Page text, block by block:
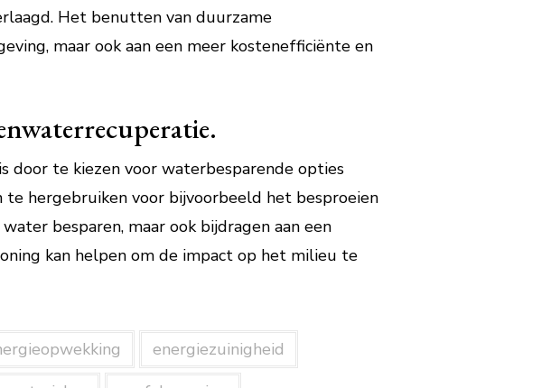
Het benutten van duurzame
maar ook aan een meer kostenefficiënte en
door te kiezen voor waterbesparende opties
hergebruiken voor bijvoorbeeld het besproeien
besparen, maar ook bijdragen aan een
kan helpen om de impact op het milieu te
energiezuinigheid